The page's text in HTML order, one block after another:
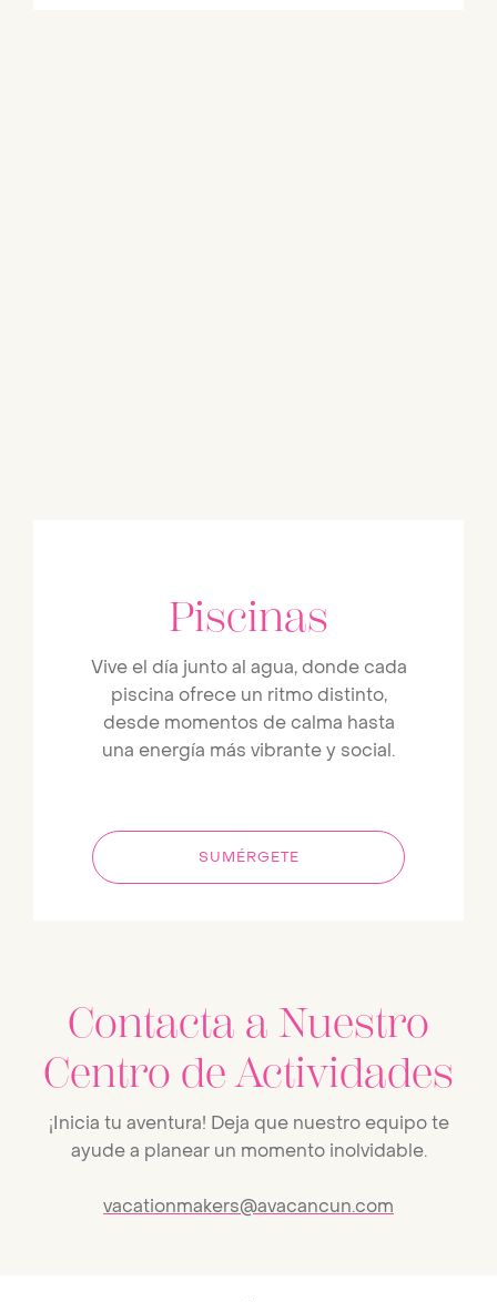
Piscinas
Vive el día junto al agua, donde cada
piscina ofrece un ritmo distinto,
desde momentos de calma hasta
una energía más vibrante y social.
SUMÉRGETE
Contacta a Nuestro
Centro de Actividades
¡Inicia tu aventura! Deja que nuestro equipo te
ayude a planear un momento inolvidable.
vacationmakers@avacancun.com